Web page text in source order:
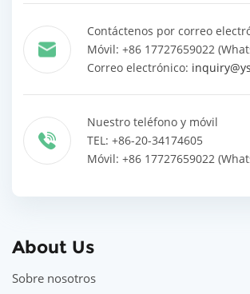
Contáctenos por correo
Móvil: +86 17727659022
Correo electrónico:
Nuestro teléfono y móvil
TEL: +86-20-34174605
Móvil: +86 17727659022
About Us
Sobre nosotros